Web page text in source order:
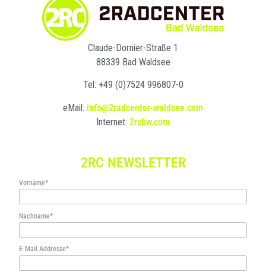
Claude-Dornier-Straße 1
88339 Bad Waldsee
Tel: +49 (0)7524 996807-0
eMail: info@2radcenter-waldsee.com
Internet: 2rcbw.com
2RC NEWSLETTER
Vorname*
Nachname*
E-Mail Addresse*